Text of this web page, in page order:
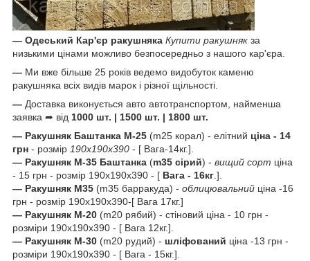
— Одеський Кар'єр ракушняка Купити ракушняк за
низькими цінами можливо безпосередньо з нашого кар'єра.
— Ми вже більше 25 років ведемо видобуток каменю
ракушняка всіх видів марок і різної щільності.
— Доставка виконується авто автотранспортом, найменша
заявка ➦ від 1000 шт. | 1500 шт. | 1800 шт.
— Ракушняк Баштанка М-25 (m25 корал) - елітний ціна - 14
грн - розмір 190х190х390 - [ Вага-14кг.].
— Ракушняк М-35 Баштанка (m35 сірий) - вищий сорт ціна
- 15 грн - розмір 190х190х390 - [ Вага - 16кг .].
— Ракушняк М35 (m35 барракуда) - облицювальний ціна -16
грн - розмір 190х190х390-[ Вага 17кг.]
— Ракушняк М-20 (m20 рябий) - стіновий ціна - 10 грн -
розміри 190х190х390 - [ Вага 12кг.].
— Ракушняк М-30 (m20 рудий) - шліфований ціна -13 грн -
розміри 190х190х390 - [ Вага - 15кг.].